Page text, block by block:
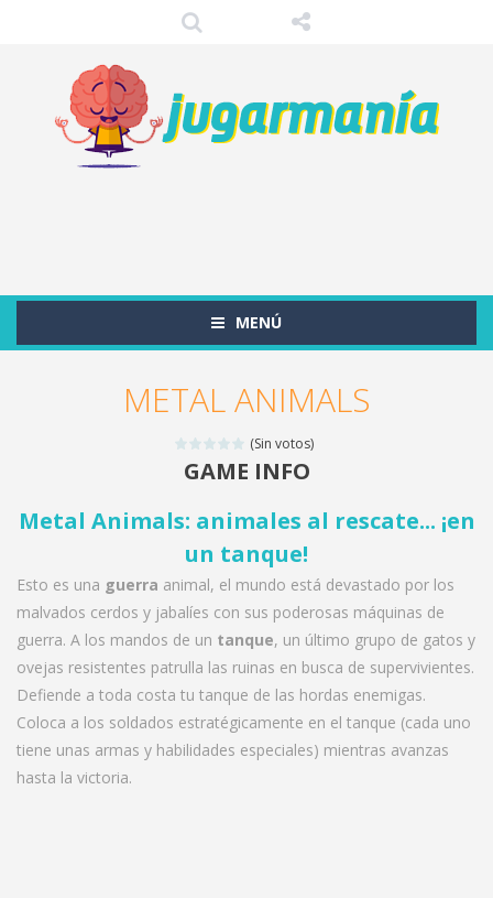
MENÚ
METAL ANIMALS
(Sin votos)
GAME INFO
Metal Animals: animales al rescate... ¡en
un tanque!
Esto es una guerra animal, el mundo está devastado por los
malvados cerdos y jabalíes con sus poderosas máquinas de
guerra. A los mandos de un tanque, un último grupo de gatos y
ovejas resistentes patrulla las ruinas en busca de supervivientes.
Defiende a toda costa tu tanque de las hordas enemigas.
Coloca a los soldados estratégicamente en el tanque (cada uno
tiene unas armas y habilidades especiales) mientras avanzas
hasta la victoria.